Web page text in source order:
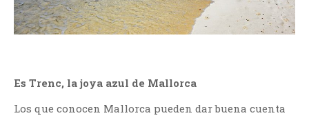
Es Trenc, la joya azul de Mallorca
Los que conocen Mallorca pueden dar buena cuenta